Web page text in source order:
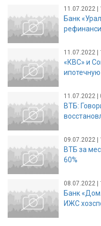
11.07.2022 |
Банк
11.07.2022 |
«КВС» и
11.07.2022 |
ВТБ:
09.07.2022 |
ВТБ за
60%
08.07.2022 |
Банк
ИЖС